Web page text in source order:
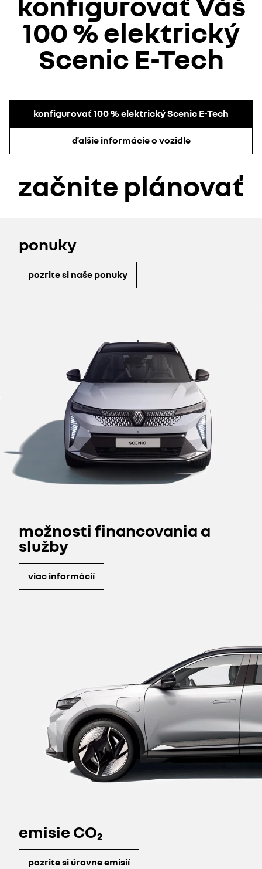
100 % elektrický
Scenic E-Tech
konfigurovať 100 % elektrický Scenic E-Tech
ďalšie informácie o vozidle
začnite plánovať
ponuky
pozrite si naše ponuky
možnosti financovania a
služby
viac informácií
emisie CO₂
pozrite si úrovne emisií